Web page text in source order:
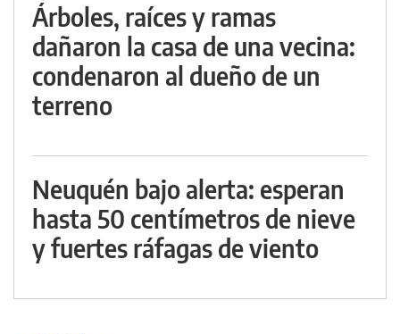
Árboles, raíces y ramas
dañaron la casa de una vecina:
condenaron al dueño de un
terreno
Neuquén bajo alerta: esperan
hasta 50 centímetros de nieve
y fuertes ráfagas de viento